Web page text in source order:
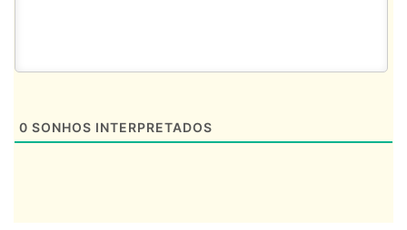
0 SONHOS INTERPRETADOS